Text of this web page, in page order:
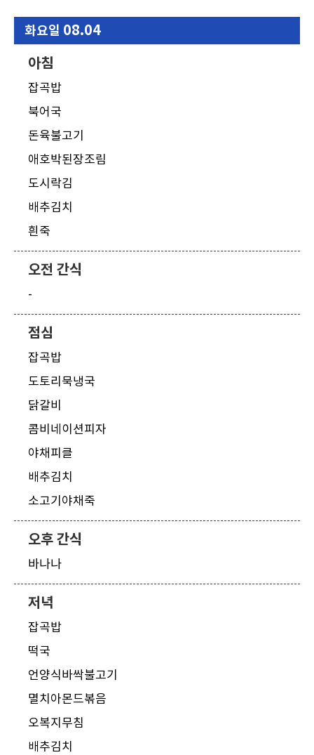
화요일 08.04
아침
잡곡밥
북어국
돈육불고기
애호박된장조림
도시락김
배추김치
흰죽
오전 간식
-
점심
잡곡밥
도토리묵냉국
닭갈비
콤비네이션피자
야채피클
배추김치
소고기야채죽
오후 간식
바나나
저녁
잡곡밥
떡국
언양식바싹불고기
멸치아몬드볶음
오복지무침
배추김치